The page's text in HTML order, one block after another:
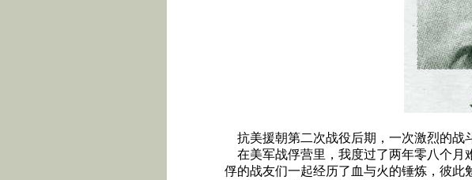
抗美援朝第二次战役后期，一次激烈的战
在美军战俘营里，我度过了两年零八个
俘的战友们一起经历了血与火的锤炼，彼此